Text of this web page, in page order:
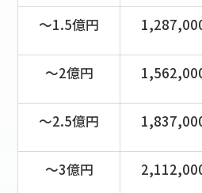
～1.5億円
～2億円
～2.5億円
～3億円